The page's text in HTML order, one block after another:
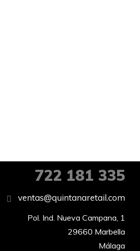
722 181 335
ventas@quintanaretail.com
Pol. Ind. Nueva Campana, 1
29660 Marbella
Málaga